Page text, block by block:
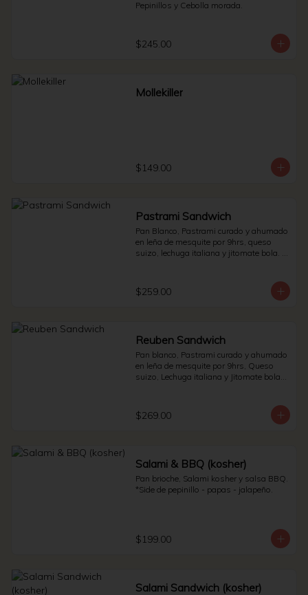
Pepinillos y Cebolla morada.
$245.00
Mollekiller
$149.00
Pastrami Sandwich
Pan Blanco, Pastrami curado y ahumado
en leña de mesquite por 9hrs, queso
suizo, lechuga italiana y jitomate bola. *
$259.00
Reuben Sandwich
Pan blanco, Pastrami curado y ahumado
en leña de mesquite por 9hrs, Queso
suizo, Lechuga italiana y Jitomate bola. *
$269.00
Salami & BBQ (kosher)
Pan brioche, Salami kosher y salsa BBQ.
*Side de pepinillo - papas - jalapeño.
$199.00
Salami Sandwich (kosher)